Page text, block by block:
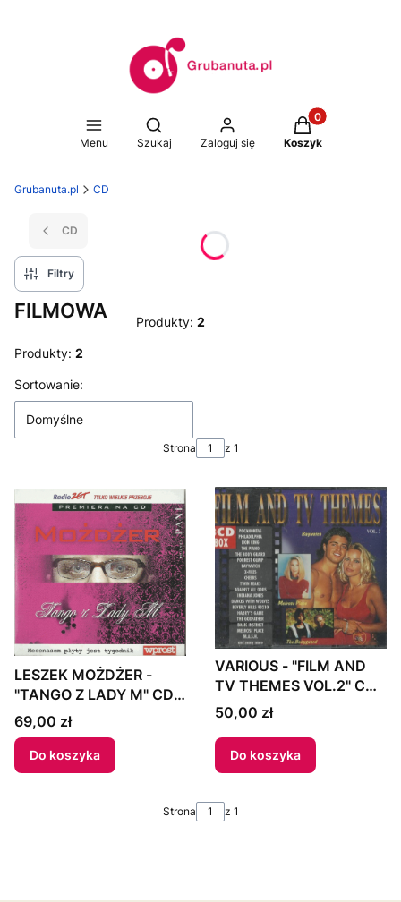
Menu
Otwórz wyszukiwarkę
Szukaj Zaloguj się
Produkty w
Koszyk
Grubanuta.pl CD
CD
Filtry
FILMOWA Produkty: 2
Produkty: 2
Lista produktów
Sortowanie:
Domyślne
Strona z 1
LESZEK MOŻDŻER -
"TANGO Z LADY M" CD
2005 Poland
Cena
69,00 zł
Do koszyka
VARIOUS - "FILM AND
TV THEMES VOL.2" CD
1996 Europe
Cena
50,00 zł
Do koszyka
Strona z 1